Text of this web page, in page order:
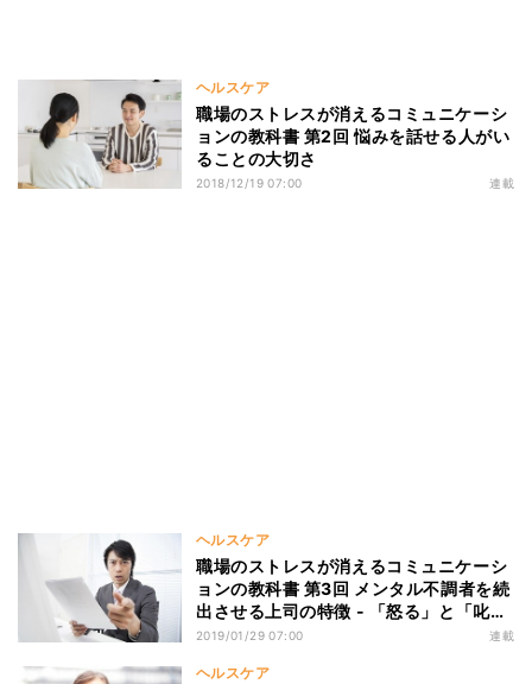
ヘルスケア
職場のストレスが消えるコミュニケーシ
ョンの教科書 第2回 悩みを話せる人がい
ることの大切さ
2018/12/19 07:00 連載
ヘルスケア
職場のストレスが消えるコミュニケーシ
ョンの教科書 第3回 メンタル不調者を続
出させる上司の特徴 - 「怒る」と「叱
る」の違いとは
2019/01/29 07:00 連載
ヘルスケア